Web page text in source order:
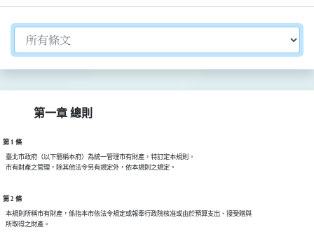
切換選擇法規資訊內容
第一章 總則
第 1 條
  臺北市政府（以下簡稱本府）為統一管理市有財產，特訂定本規則。
第 2 條
  本規則所稱市有財產，係指本市依法令規定或報奉行政院核准或由於預算支出、接受贈與